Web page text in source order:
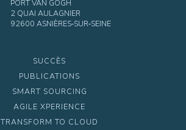
PORT VAN GOGH
2 QUAI AULAGNIER
92600 ASNIÈRES‑SUR‑SEINE
SUCCÈS
PUBLICATIONS
SMART SOURCING
AGILE XPERIENCE
TRANSFORM TO CLOUD